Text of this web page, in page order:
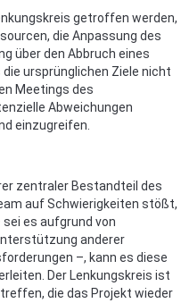
getroffen werden,
die Anpassung des
über den Abbruch eines
ursprünglichen Ziele nicht
Meetings des
Abweichungen
einzugreifen.
zentraler Bestandteil des
auf Schwierigkeiten stößt,
es aufgrund von
anderer
–, kann es diese
Der Lenkungskreis ist
die das Projekt wieder